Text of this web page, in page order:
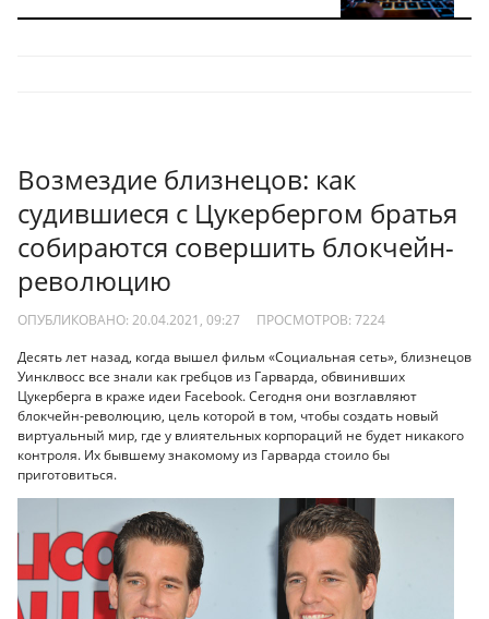
Возмездие близнецов: как
судившиеся с Цукербергом братья
собираются совершить блокчейн-
революцию
ОПУБЛИКОВАНО: 20.04.2021, 09:27 ПРОСМОТРОВ: 7224
Десять лет назад, когда вышел фильм «Социальная сеть», близнецов
Уинклвосс все знали как гребцов из Гарварда, обвинивших
Цукерберга в краже идеи Facebook. Сегодня они возглавляют
блокчейн-революцию, цель которой в том, чтобы создать новый
виртуальный мир, где у влиятельных корпораций не будет никакого
контроля. Их бывшему знакомому из Гарварда стоило бы
приготовиться.